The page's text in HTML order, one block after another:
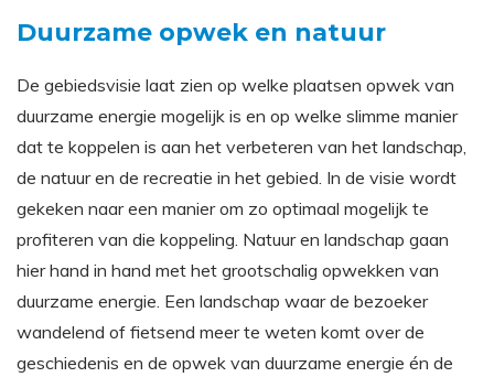
Duurzame opwek en natuur
De gebiedsvisie laat zien op welke plaatsen opwek van
duurzame energie mogelijk is en op welke slimme manier
dat te koppelen is aan het verbeteren van het landschap,
de natuur en de recreatie in het gebied. In de visie wordt
gekeken naar een manier om zo optimaal mogelijk te
profiteren van die koppeling. Natuur en landschap gaan
hier hand in hand met het grootschalig opwekken van
duurzame energie. Een landschap waar de bezoeker
wandelend of fietsend meer te weten komt over de
geschiedenis en de opwek van duurzame energie én de